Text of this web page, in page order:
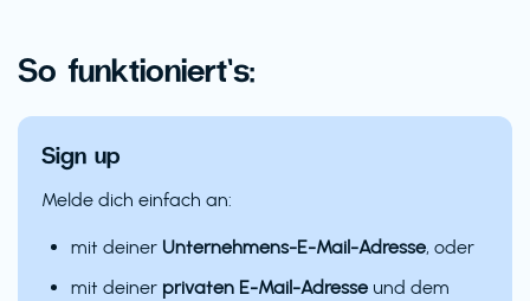
So funktioniert’s:
Sign up
Melde dich einfach an:
mit deiner Unternehmens-E-Mail-Adresse, oder
mit deiner privaten E-Mail-Adresse und dem